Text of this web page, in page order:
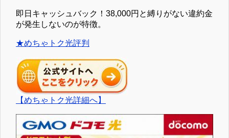
即日キャッシュバック！38,000円と縛りがない違約金
が発生しないのが特徴。
★めちゃトク光評判
【めちゃトク光詳細へ】